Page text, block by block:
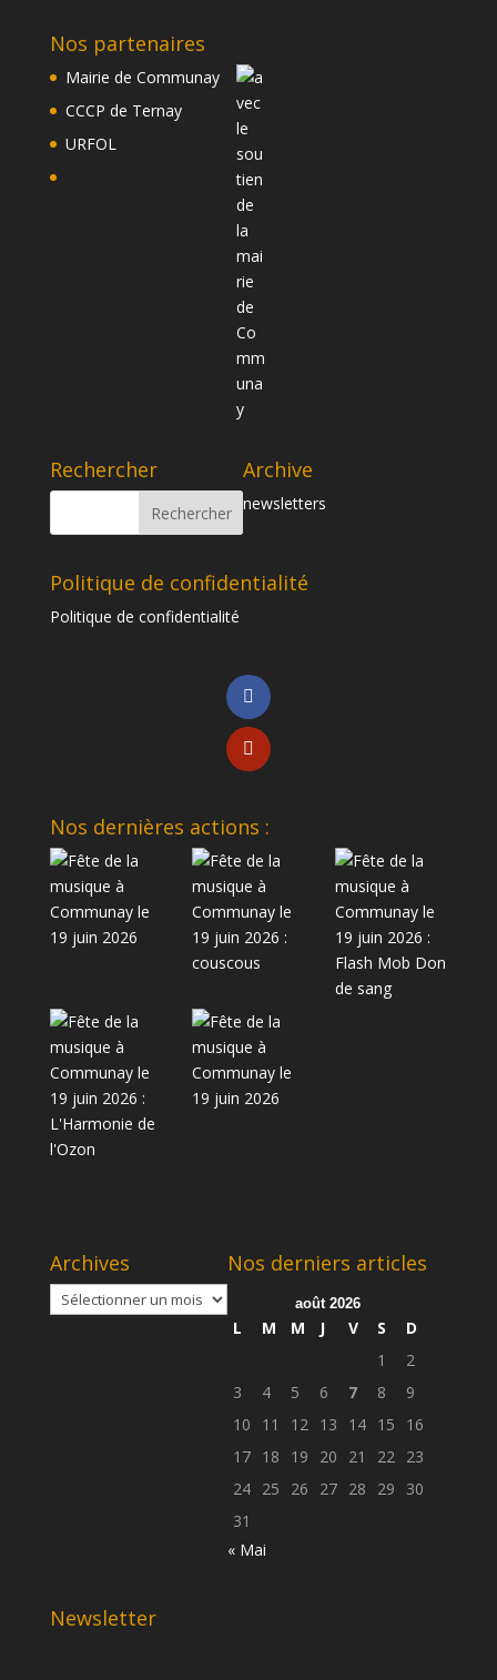
Nos partenaires
Mairie de Communay
CCCP de Ternay
URFOL
Rechercher Archive
newsletters
Politique de confidentialité
Politique de confidentialité
Nos dernières actions :
Archives
Archives
Nos derniers articles
août 2026
L M M J V S
D
1
2
3
4 5 6 7 8
9
10
11 12 13 14 15
16
17 18 19 20 21 22
23
24 25 26 27 28 29
30
31
« Mai
Newsletter